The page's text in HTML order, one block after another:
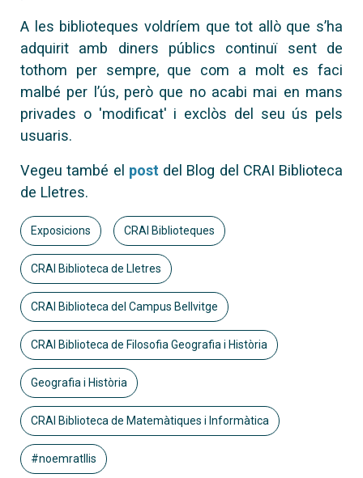
A les biblioteques voldríem que tot allò que s’ha
adquirit amb diners públics continuï sent de
tothom per sempre, que com a molt es faci
malbé per l’ús, però que no acabi mai en mans
privades o 'modificat' i exclòs del seu ús pels
usuaris.
Vegeu també el postdel Blog del CRAI Biblioteca
de Lletres.
Exposicions CRAI Biblioteques
CRAI Biblioteca de Lletres
CRAI Biblioteca del Campus Bellvitge
CRAI Biblioteca de Filosofia Geografia i Història
Geografia i Història
CRAI Biblioteca de Matemàtiques i Informàtica
#noemratllis